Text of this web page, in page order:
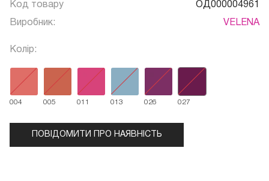
Код товару ОД000004961
Виробник: VELENA
Колір:
004 005 011 013 026 027
ПОВІДОМИТИ ПРО НАЯВНІСТЬ